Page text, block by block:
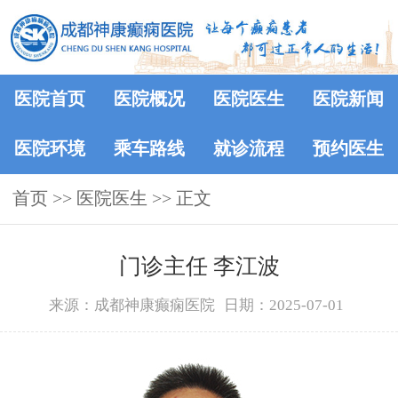
医院首页 医院概况 医院医生 医院新闻
医院环境 乘车路线 就诊流程 预约医生
首页 >> 医院医生 >> 正文
门诊主任 李江波
来源：成都神康癫痫医院 日期：2025-07-01